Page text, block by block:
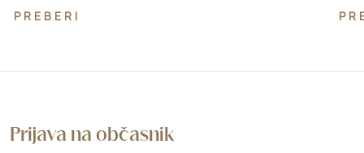
PREBERI
Prijava na občasnik